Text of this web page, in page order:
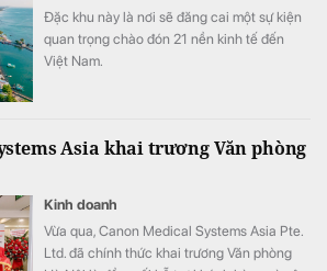
Đặc khu này là nơi sẽ đăng cai một sự kiện
quan trọng chào đón 21 nền kinh tế đến
Việt Nam.
Asia khai trương Văn phòng
Kinh doanh
Vừa qua, Canon Medical Systems Asia Pte.
Ltd. đã chính thức khai trương Văn phòng